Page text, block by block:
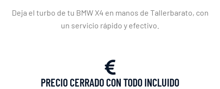
Deja el turbo de tu BMW X4 en manos de Tallerbarato, con
un servicio rápido y efectivo.
PRECIO CERRADO CON TODO INCLUIDO